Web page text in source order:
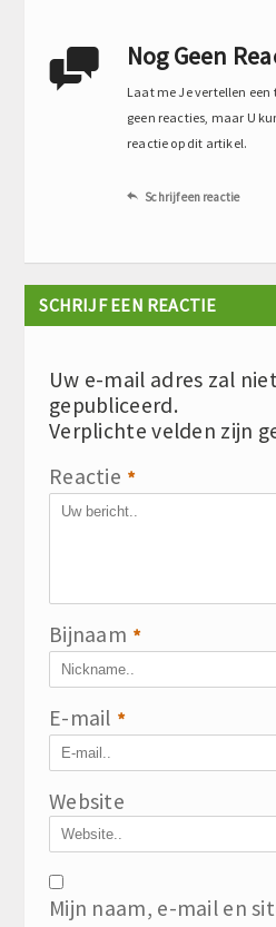
 Nog Geen
Laat me Je vertellen een
geen reacties, maar U
reactie op dit artikel.
 Schrijf een reactie
SCHRIJF EEN REACTIE
Uw e-mail adres zal
gepubliceerd.
Verplichte velden zijn
Reactie *
Bijnaam *
E-mail *
Website
Mijn naam, e-mail en